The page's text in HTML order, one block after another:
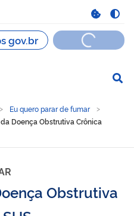
Eu quero parar de fumar
Doença Obstrutiva Crônica
Obstrutiva